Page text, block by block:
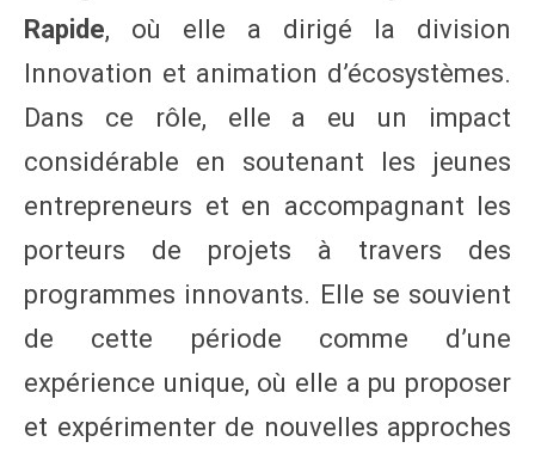
Rapide, où elle a dirigé la division
Innovation et animation d’écosystèmes.
Dans ce rôle, elle a eu un impact
considérable en soutenant les jeunes
entrepreneurs et en accompagnant les
porteurs de projets à travers des
programmes innovants. Elle se souvient
de cette période comme d’une
expérience unique, où elle a pu proposer
et expérimenter de nouvelles approches